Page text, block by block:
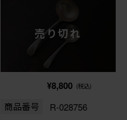
売り切れ
¥8,800 (税込)
商品番号 R-028756